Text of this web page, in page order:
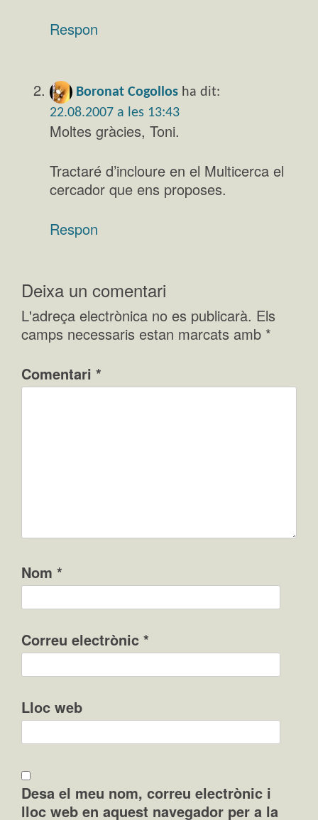
Respon
Boronat Cogollos ha dit:
22.08.2007 a les 13:43
Moltes gràcies, Toni.
Tractaré d’incloure en el Multicerca el
cercador que ens proposes.
Respon
Deixa un comentari
L'adreça electrònica no es publicarà. Els
camps necessaris estan marcats amb *
Comentari *
Nom *
Correu electrònic *
Lloc web
Desa el meu nom, correu electrònic i
lloc web en aquest navegador per a la